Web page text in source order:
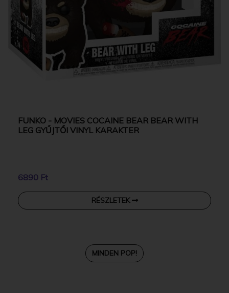
FUNKO - MOVIES COCAINE BEAR BEAR WITH
LEG GYŰJTŐI VINYL KARAKTER
6890 Ft
RÉSZLETEK
MINDEN POP!